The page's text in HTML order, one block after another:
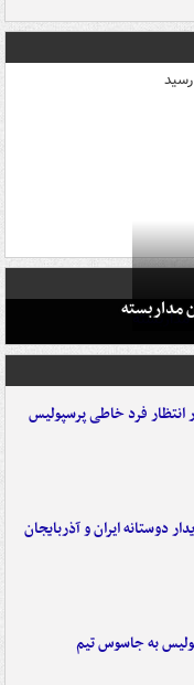
انتظار فرد خاطی پرسپولیس
دوستانه ایران و آذربایجان
به جاسوس تیم